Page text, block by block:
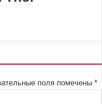
поля помечены *